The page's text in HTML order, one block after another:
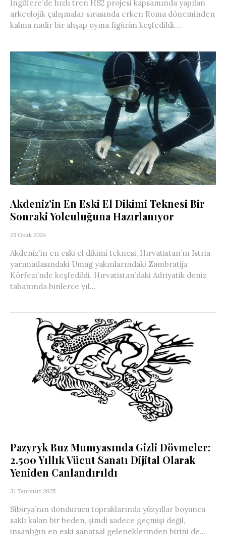
İngiltere’de hızlı tren HS2 projesi kapsamında yapılan
arkeolojik çalışmalar sırasında erken Roma döneminden
kalma nadir bir ahşap oyma figürün keşfedildi....
Akdeniz’in En Eski El Dikimi Teknesi Bir
Sonraki Yolculuğuna Hazırlanıyor
25 Ocak 2024
Akdeniz’in en eski el dikimi teknesi, Hırvatistan’ın Istria
yarımadasındaki Umag yakınlarındaki Zambratija
Körfezi’nde keşfedildi. Hırvatistan’daki Adriyatik deniz
tabanında binlerce yıl...
Pazyryk Buz Mumyasında Gizli Dövmeler:
2.500 Yıllık Vücut Sanatı Dijital Olarak
Yeniden Canlandırıldı
31 Temmuz 2025
Sibirya’nın dondurucu topraklarında yüzyıllar boyunca
saklı kalan bir beden, şimdi sadece geçmişi değil,
insanlığın en eski sanatsal geleneklerinden birini de...